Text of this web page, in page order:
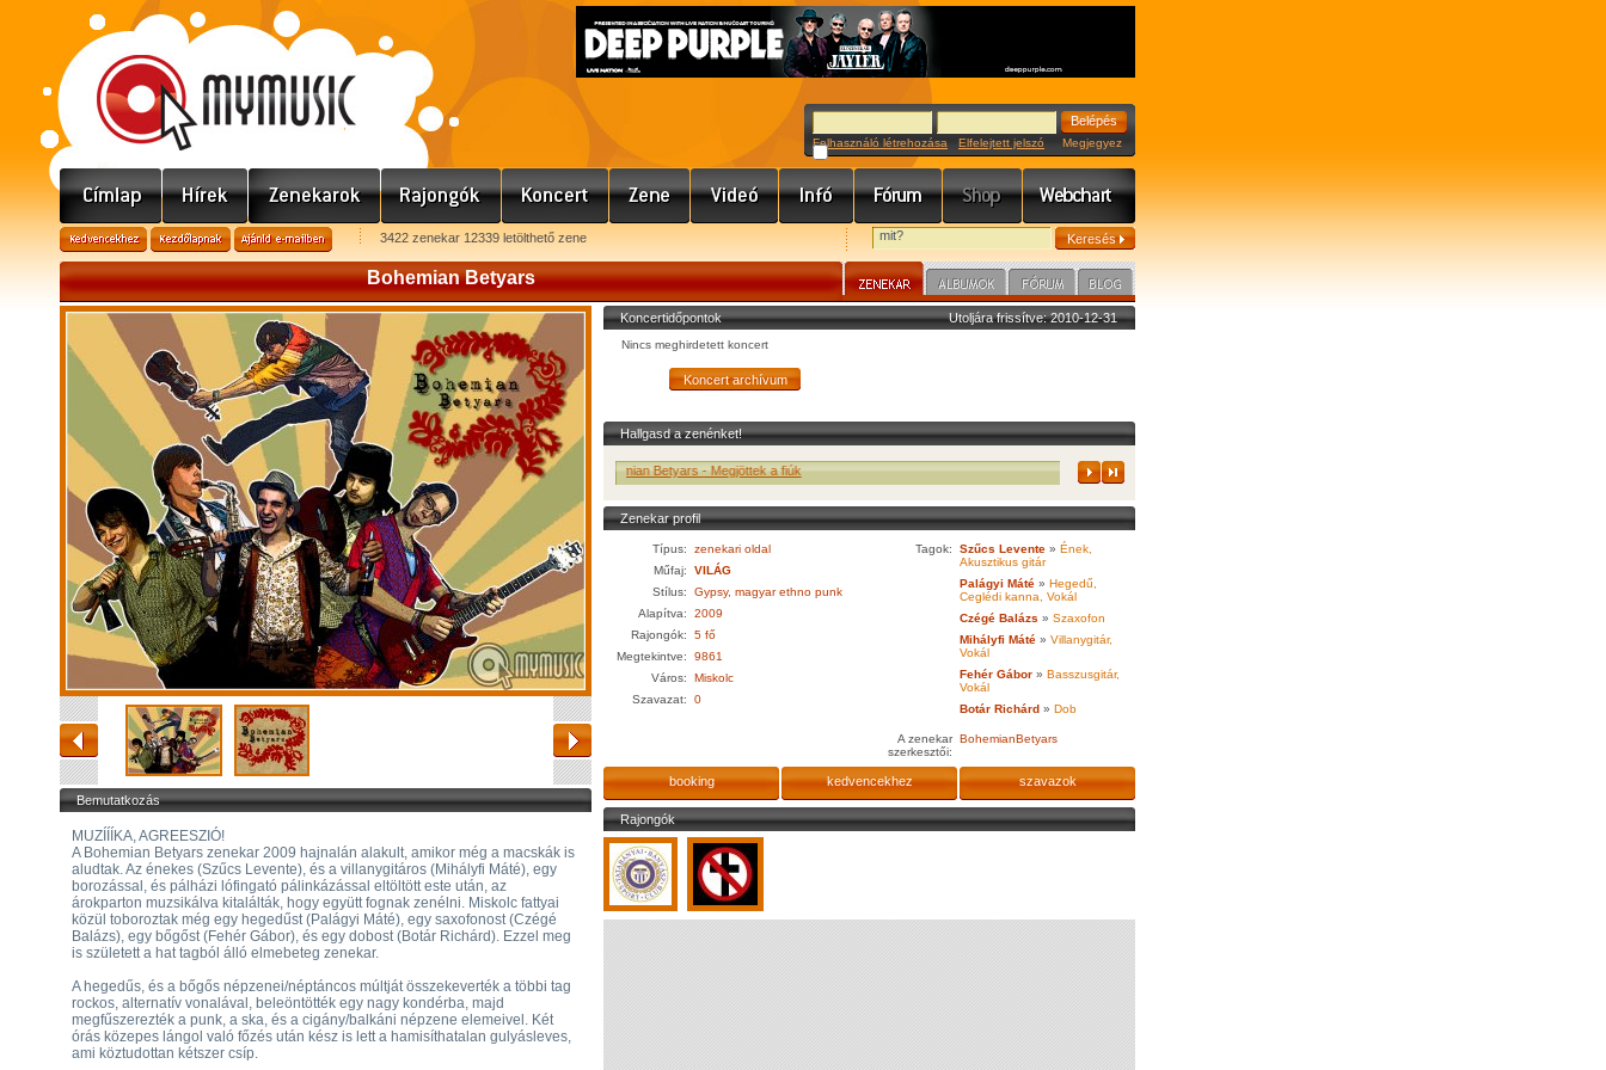
Felhasználó létrehozása Elfelejtett jelszó Megjegyez
3422 zenekar 12339 letölthető zene
Bohemian Betyars
Bemutatkozás
MUZÍÍÍKA, AGREESZIÓ!
A Bohemian Betyars zenekar 2009 hajnalán alakult, amikor még a macskák is
aludtak. Az énekes (Szűcs Levente), és a villanygitáros (Mihályfi Máté), egy
borozással, és pálházi lófingató pálinkázással eltöltött este után, az
árokparton muzsikálva kitalálták, hogy együtt fognak zenélni. Miskolc fattyai
közül toboroztak még egy hegedűst (Palágyi Máté), egy saxofonost (Czégé
Balázs), egy bőgőst (Fehér Gábor), és egy dobost (Botár Richárd). Ezzel meg
is született a hat tagból álló elmebeteg zenekar.
A hegedűs, és a bőgős népzenei/néptáncos múltját összekeverték a többi tag
rockos, alternatív vonalával, beleöntötték egy nagy kondérba, majd
megfűszerezték a punk, a ska, és a cigány/balkáni népzene elemeivel. Két
órás közepes lángol való főzés után kész is lett a hamisíthatalan gulyásleves,
ami köztudottan kétszer csíp.
Utoljára frissítve: 2010-12-31
Koncertidőpontok
Nincs meghirdetett koncert
Hallgasd a zenénket!
Bohemian Betyars - Megjöttek a fiúk
Zenekar profil
Típus:
zenekari oldal
Műfaj:
VILÁG
Stílus:
Gypsy, magyar ethno punk
Alapítva:
2009
Rajongók:
5 fő
Megtekintve:
9861
Város:
Miskolc
Szavazat:
0
Tagok: Szűcs Levente » Ének,
Akusztikus gitár
Palágyi Máté » Hegedű,
Ceglédi kanna, Vokál
Czégé Balázs » Szaxofon
Mihályfi Máté » Villanygitár,
Vokál
Fehér Gábor » Basszusgitár,
Vokál
Botár Richárd » Dob
A zenekar
szerkesztői:
BohemianBetyars
booking kedvencekhez szavazok
Rajongók